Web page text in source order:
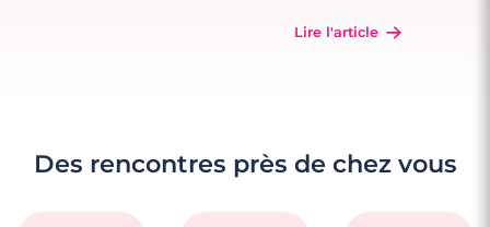
Lire l'article
Des rencontres près de chez vous